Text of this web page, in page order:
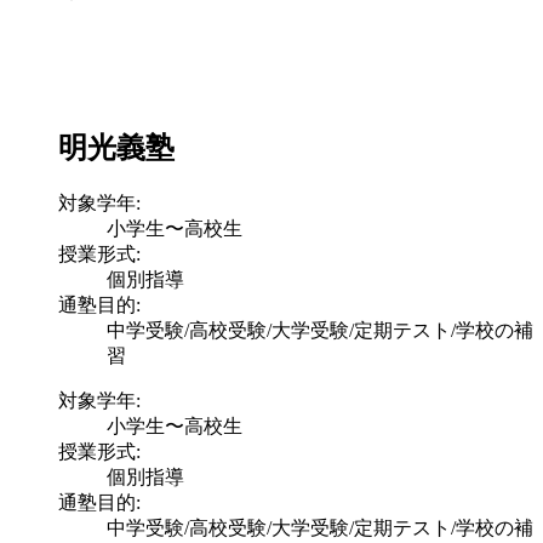
明光義塾
対象学年:
小学生〜高校生
授業形式:
個別指導
通塾目的:
中学受験/高校受験/大学受験/定期テスト/学校の補
習
対象学年:
小学生〜高校生
授業形式:
個別指導
通塾目的:
中学受験/高校受験/大学受験/定期テスト/学校の補